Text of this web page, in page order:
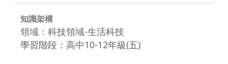
知識架構
領域：科技領域-生活科技
學習階段：高中10-12年級(五)